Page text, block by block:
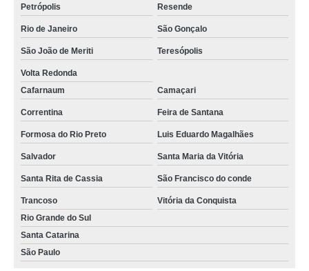
Petrópolis Resende
Rio de Janeiro São Gonçalo
São João de Meriti Teresópolis
Volta Redonda
Cafarnaum
Camaçari
Correntina Feira de Santana
Formosa do Rio Preto Luis Eduardo Magalhães
Salvador Santa Maria da Vitória
Santa Rita de Cassia São Francisco do conde
Trancoso
Vitória da Conquista
Rio Grande do Sul
Santa Catarina
São Paulo